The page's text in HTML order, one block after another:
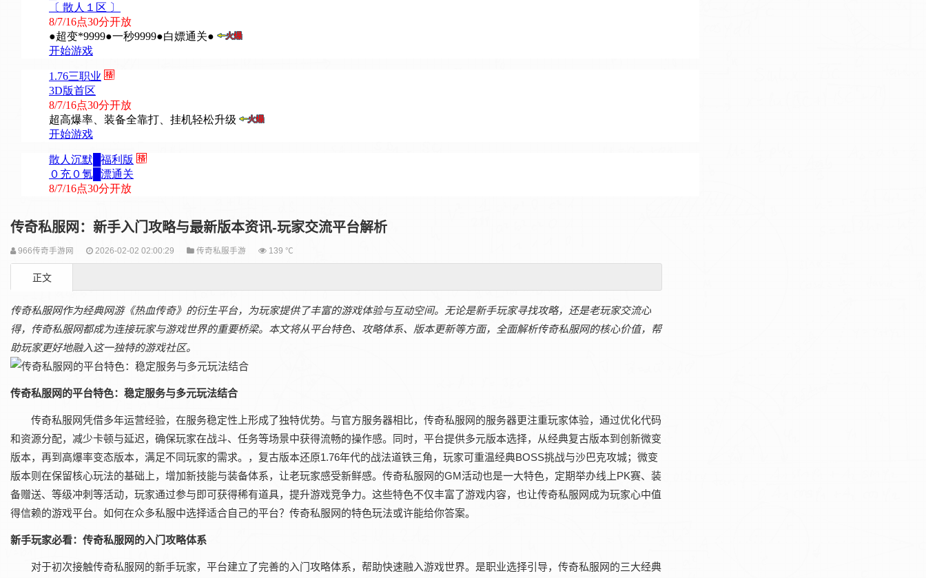
传奇私服网：新手入门攻略与最新版本资讯-玩家交流平台解析
966传奇手游网 2026-02-02 02:00:29 传奇私服手游 139 ℃
正文
传奇私服网作为经典网游《热血传奇》的衍生平台，为玩家提供了丰富的游戏体验与互动空间。无论是新手玩家寻找攻略，还是老玩家交流心
得，传奇私服网都成为连接玩家与游戏世界的重要桥梁。本文将从平台特色、攻略体系、版本更新等方面，全面解析传奇私服网的核心价值，帮
助玩家更好地融入这一独特的游戏社区。
传奇私服网的平台特色：稳定服务与多元玩法结合
传奇私服网凭借多年运营经验，在服务稳定性上形成了独特优势。与官方服务器相比，传奇私服网的服务器更注重玩家体验，通过优化代码
和资源分配，减少卡顿与延迟，确保玩家在战斗、任务等场景中获得流畅的操作感。同时，平台提供多元版本选择，从经典复古版本到创新微变
版本，再到高爆率变态版本，满足不同玩家的需求。，复古版本还原1.76年代的战法道铁三角，玩家可重温经典BOSS挑战与沙巴克攻城；微变
版本则在保留核心玩法的基础上，增加新技能与装备体系，让老玩家感受新鲜感。传奇私服网的GM活动也是一大特色，定期举办线上PK赛、装
备赠送、等级冲刺等活动，玩家通过参与即可获得稀有道具，提升游戏竞争力。这些特色不仅丰富了游戏内容，也让传奇私服网成为玩家心中值
得信赖的游戏平台。如何在众多私服中选择适合自己的平台？传奇私服网的特色玩法或许能给你答案。
新手玩家必看：传奇私服网的入门攻略体系
对于初次接触传奇私服网的新手玩家，平台建立了完善的入门攻略体系，帮助快速融入游戏世界。是职业选择引导，传奇私服网的三大经典